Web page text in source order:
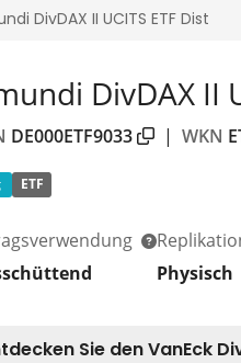
DivDAX II
DE000ETF9033 | WKN
ETF
Physisch